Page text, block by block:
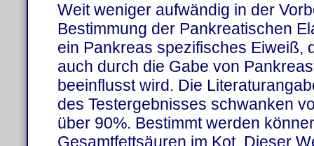
Weit weniger aufwändig in der
Bestimmung der Pankreatischen
ein Pankreas spezifisches Eiweiß,
auch durch die Gabe von
beeinflusst wird. Die
des Testergebnisses schwanken
über 90%. Bestimmt werden
Gesamtfettsäuren im Kot. Dieser